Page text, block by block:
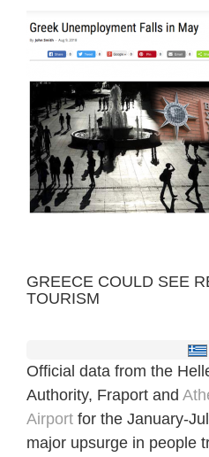
GREECE COULD SEE
TOURISM
Official data from the
Authority, Fraport and
Airport for the January-
major upsurge in people